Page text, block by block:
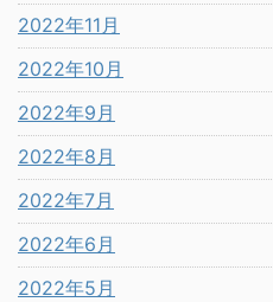
2022年11月
2022年10月
2022年9月
2022年8月
2022年7月
2022年6月
2022年5月